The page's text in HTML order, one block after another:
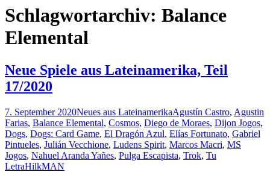
Schlagwortarchiv: Balance
Elemental
Neue Spiele aus Lateinamerika, Teil
17/2020
7. September 2020Neues aus LateinamerikaAgustín Castro, Agustin
Farias, Balance Elemental, Cosmos, Diego de Moraes, Dijon Jogos,
Dogs, Dogs: Card Game, El Dragón Azul, Elías Fortunato, Gabriel
Pintueles, Julián Vecchione, Ludens Spirit, Marcos Macri, MS
Jogos, Nahuel Aranda Yañes, Pulga Escapista, Trok, Tu
LetraHilkMAN